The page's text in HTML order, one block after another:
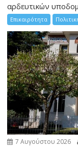
αρδευτικών
Επικαιρότητα
7 Αυγούστου 2026